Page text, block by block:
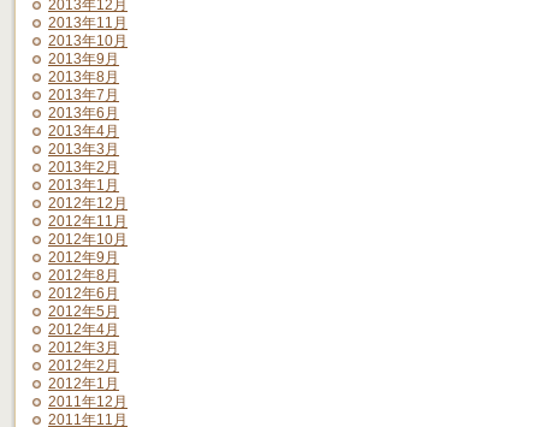
2013年12月
2013年11月
2013年10月
2013年9月
2013年8月
2013年7月
2013年6月
2013年4月
2013年3月
2013年2月
2013年1月
2012年12月
2012年11月
2012年10月
2012年9月
2012年8月
2012年6月
2012年5月
2012年4月
2012年3月
2012年2月
2012年1月
2011年12月
2011年11月